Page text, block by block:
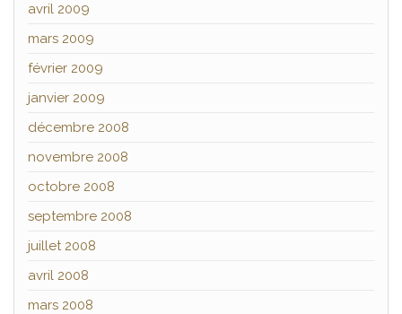
avril 2009
mars 2009
février 2009
janvier 2009
décembre 2008
novembre 2008
octobre 2008
septembre 2008
juillet 2008
avril 2008
mars 2008